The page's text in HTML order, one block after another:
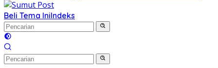
Beli Tema IniIndeks